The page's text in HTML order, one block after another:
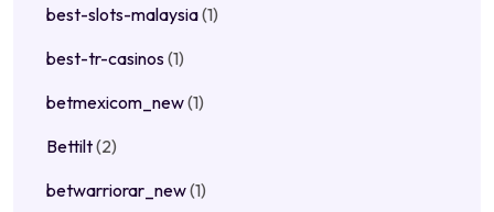
best-slots-malaysia(1)
best-tr-casinos(1)
betmexicom_new(1)
Bettilt(2)
betwarriorar_new(1)